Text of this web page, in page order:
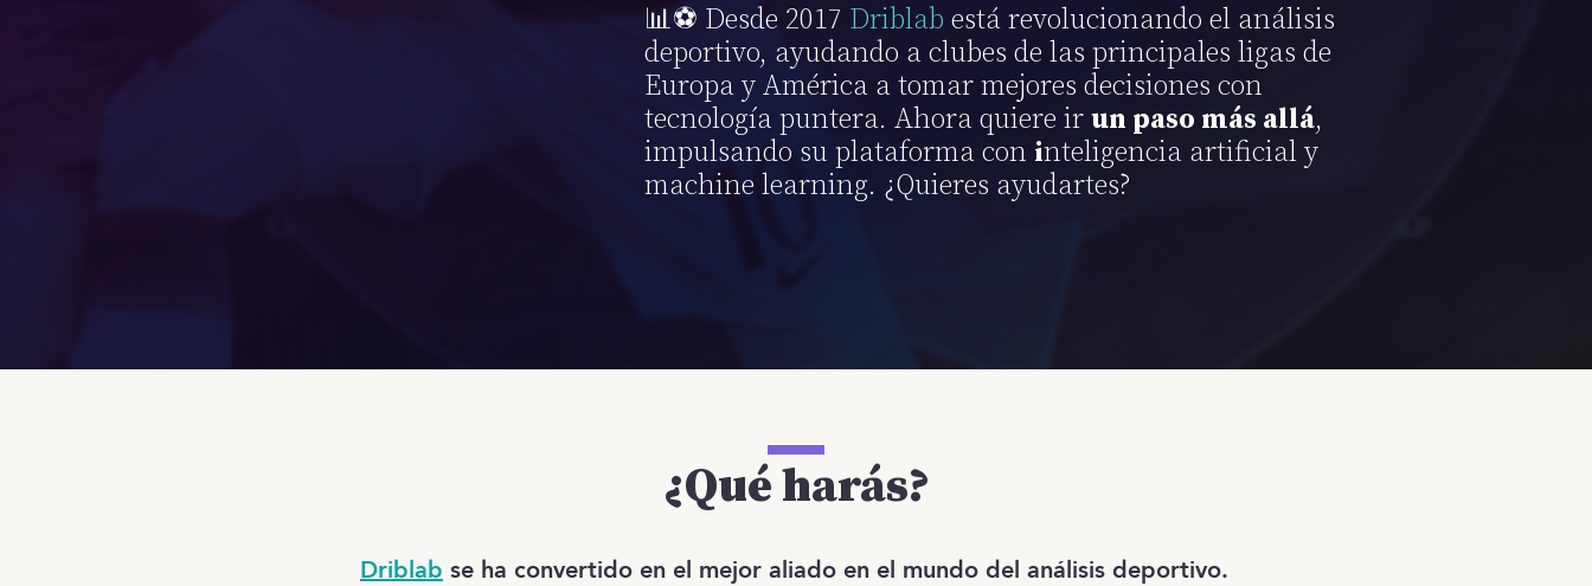
📊⚽ Desde 2017 Driblab está revolucionando el análisis
deportivo, ayudando a clubes de las principales ligas de
Europa y América a tomar mejores decisiones con
tecnología puntera. Ahora quiere ir un paso más allá,
impulsando su plataforma con inteligencia artificial y
machine learning. ¿Quieres ayudartes?
¿Qué harás?
Driblab se ha convertido en el mejor aliado en el mundo del análisis deportivo.